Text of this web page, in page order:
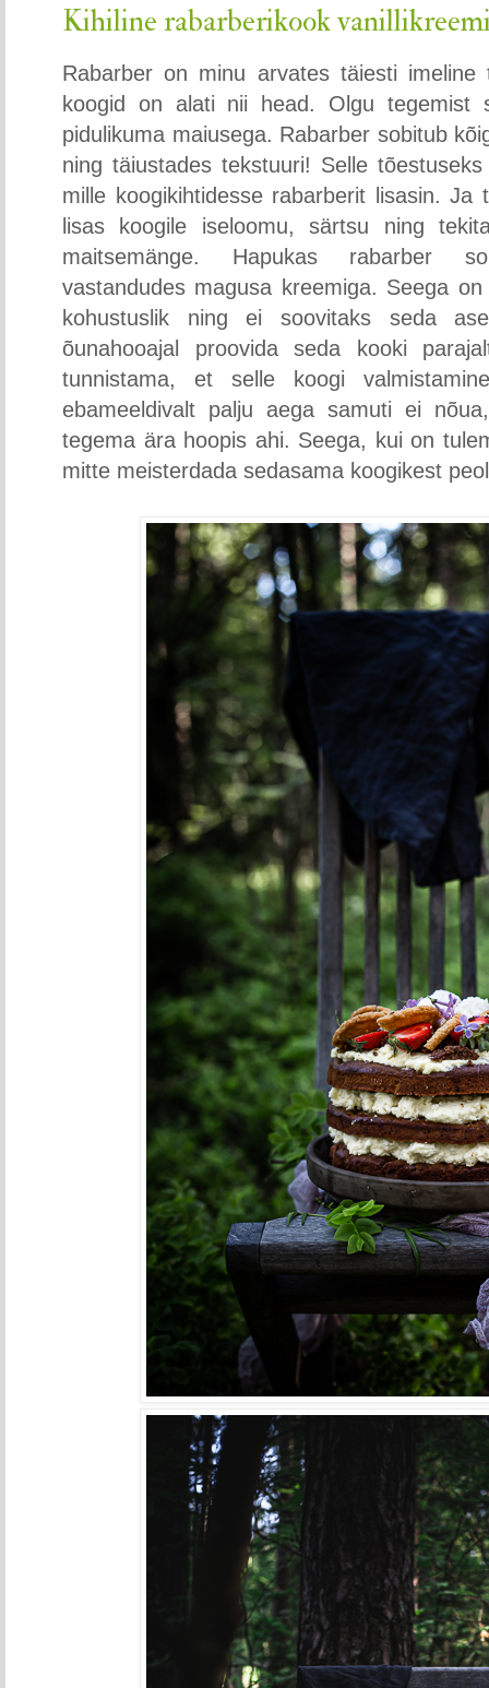
Kihiline rabarberikook
Rabarber on minu arvates täiesti imeline
koogid on alati nii head. Olgu tegemist
pidulikuma maiusega. Rabarber sobitub
ning täiustades tekstuuri! Selle
mille koogikihtidesse rabarberit lisasin.
lisas koogile iseloomu, särtsu ning
maitsemänge. Hapukas rabarber
vastandudes magusa kreemiga. Seega
kohustuslik ning ei soovitaks seda
õunahooajal proovida seda kooki
tunnistama, et selle koogi
ebameeldivalt palju aega samuti ei
tegema ära hoopis ahi. Seega, kui on
mitte meisterdada sedasama koogikest